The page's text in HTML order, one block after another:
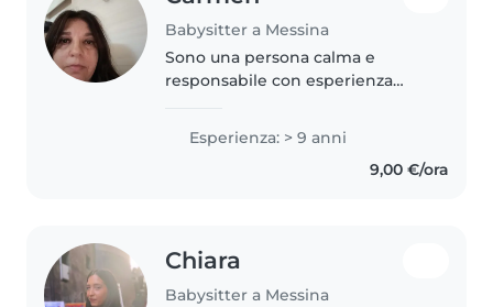
Babysitter a Messina
Sono una persona calma e
responsabile con esperienza
di ogni età. Mi piace leggere
storie, organizzare giochi e
Esperienza: > 9 anni
9,00 €/ora
Chiara
Babysitter a Messina